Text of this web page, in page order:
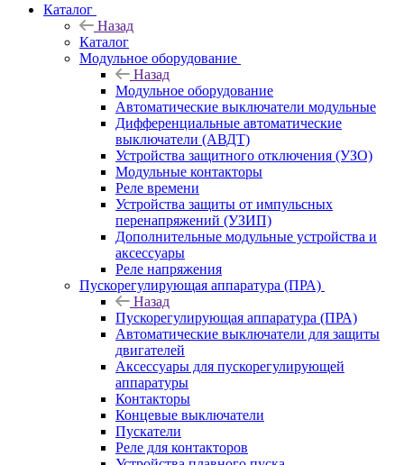
Каталог
Назад
Каталог
Модульное оборудование
Назад
Модульное оборудование
Автоматические выключатели модульные
Дифференциальные автоматические
выключатели (АВДТ)
Устройства защитного отключения (УЗО)
Модульные контакторы
Реле времени
Устройства защиты от импульсных
перенапряжений (УЗИП)
Дополнительные модульные устройства и
аксессуары
Реле напряжения
Пускорегулирующая аппаратура (ПРА)
Назад
Пускорегулирующая аппаратура (ПРА)
Автоматические выключатели для защиты
двигателей
Аксессуары для пускорегулирующей
аппаратуры
Контакторы
Концевые выключатели
Пускатели
Реле для контакторов